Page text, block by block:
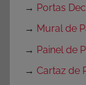
→ Portas
→ Mural de
→ Painel de
→ Cartaz de